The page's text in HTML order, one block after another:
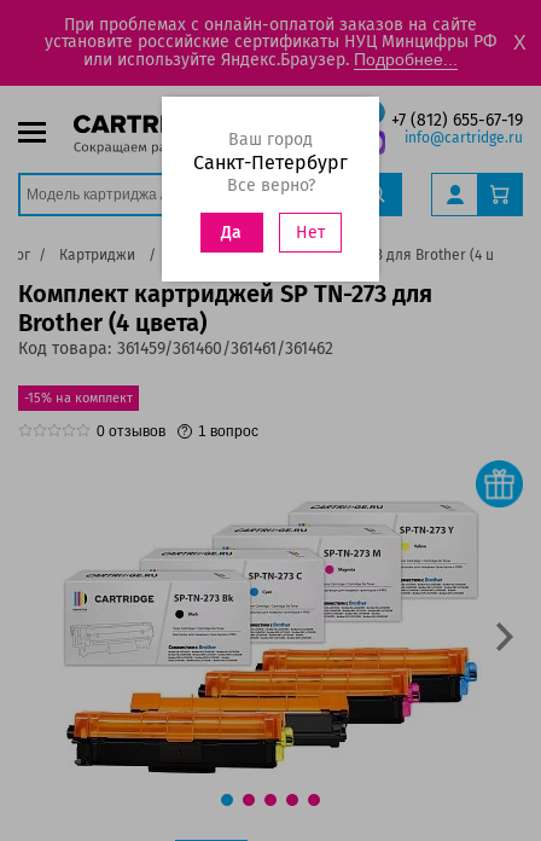
При проблемах с онлайн-оплатой заказов на сайте
установите российские сертификаты НУЦ Минцифры РФ
или используйте Яндекс.Браузер. Подробнее...
X
+7 (812) 655-67-19
info@cartridge.ru
Ваш город
Санкт-Петербург
Все верно?
Да Нет
Картриджи Комплект картриджей SP TN-273 для Brother (4 цвета)
Комплект картриджей SP TN-273 для
Brother (4 цвета)
Код товара: 361459/361460/361461/361462
-15% на комплект
0 отзывов 1 вопрос